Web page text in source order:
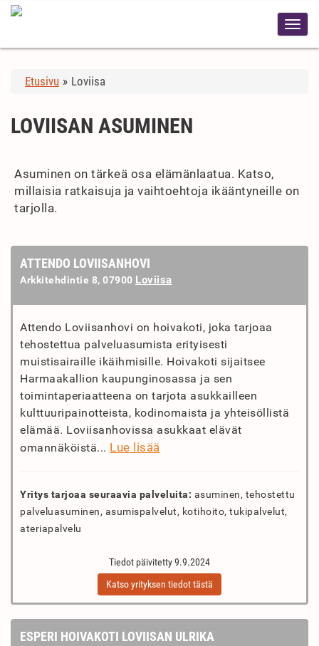
Etusivu » Loviisa
LOVIISAN ASUMINEN
Asuminen on tärkeä osa elämänlaatua. Katso,
millaisia ratkaisuja ja vaihtoehtoja ikääntyneille on
tarjolla.
ATTENDO LOVIISANHOVI
Arkkitehdintie 8, 07900 Loviisa
Attendo Loviisanhovi on hoivakoti, joka tarjoaa
tehostettua palveluasumista erityisesti
muistisairaille ikäihmisille. Hoivakoti sijaitsee
Harmaakallion kaupunginosassa ja sen
toimintaperiaatteena on tarjota asukkailleen
kulttuuripainotteista, kodinomaista ja yhteisöllistä
elämää. Loviisanhovissa asukkaat elävät
omannäköistä... Lue lisää
Yritys tarjoaa seuraavia palveluita: asuminen, tehostettu
palveluasuminen, asumispalvelut, kotihoito, tukipalvelut,
ateriapalvelu
Tiedot päivitetty 9.9.2024
Katso yrityksen tiedot tästä
ESPERI HOIVAKOTI LOVIISAN ULRIKA